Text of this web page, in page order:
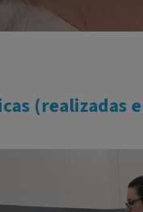
(realizadas